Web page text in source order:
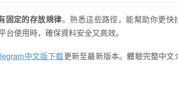
固定的存放規律。熟悉這些路徑，能幫助你更快
使用時，確保資料安全又高效。
中文版下载更新至最新版本。體驗完整中文